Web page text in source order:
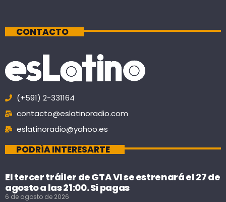
CONTACTO
(+591) 2-331164
contacto@eslatinoradio.com
eslatinoradio@yahoo.es
PODRÍA INTERESARTE
El tercer tráiler de GTA VI se estrenará el 27 de
agosto a las 21:00. Si pagas
6 de agosto de 2026